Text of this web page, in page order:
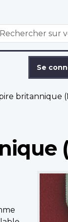
WxT
Se
britannique